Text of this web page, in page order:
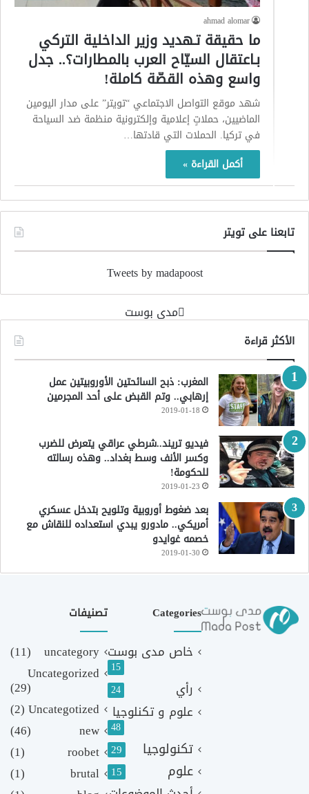
ahmad alomar
ما حقيقة تـهديد وزير الداخلية التركي
بـاعتقال السيّاح العرب بالمطارات؟.. جدل
واسع وهذه القصّة كاملة!
شهد موقع التواصل الاجتماعي “تويتر” على مدار اليومين
الماضيين، حملاتٍ إعلامية وإلكترونية منظمة ضد السياحة
في تركيا. الحملات التي قادتها…
أكمل القراءة »
تابعنا على تويتر
Tweets by madapoost
‏مدى بوست‏
الأكثر قراءة
المغرب: ذبح السائحتين الأوروبيتين عمل
إرهابي.. وتم القبض على أحد المجرمين
2019-01-18
فيديو تريند..شرطي عراقي يتعرض للضرب
وكسر الأنف وسط بغداد.. وهذه رسالته
للحكومة!
2019-01-23
بعد ضغوط أوروبية وتلويح بتدخل عسكري
أمريكي.. مادورو يبدي استعداده للنقاش مع
خصمه غوايدو
2019-01-30
Categories
خاص مدى بوست
15
رأي 24
علوم و تكنلوجيا
48
تكنولوجيا 29
علوم 15
تصنيفات
uncategory
(11)
Uncategorized
(29)
Uncategotized
(2)
new
(46)
roobet
(1)
brutal
(1)